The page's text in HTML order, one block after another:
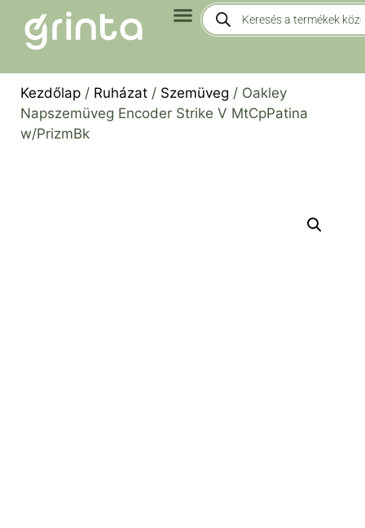
Kezdőlap / Ruházat / Szemüveg / Oakley
Napszemüveg Encoder Strike V MtCpPatina
w/PrizmBk